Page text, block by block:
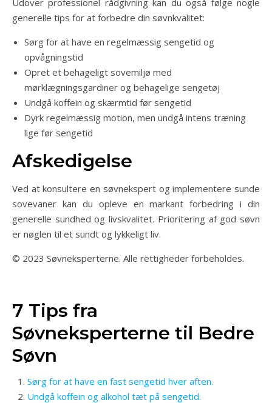
Udover professionel rådgivning kan du også følge nogle
generelle tips for at forbedre din søvnkvalitet:
Sørg for at have en regelmæssig sengetid og
opvågningstid
Opret et behageligt sovemiljø med
mørklægningsgardiner og behagelige sengetøj
Undgå koffein og skærmtid før sengetid
Dyrk regelmæssig motion, men undgå intens træning
lige før sengetid
Afskedigelse
Ved at konsultere en søvnekspert og implementere sunde
sovevaner kan du opleve en markant forbedring i din
generelle sundhed og livskvalitet. Prioritering af god søvn
er nøglen til et sundt og lykkeligt liv.
© 2023 Søvneksperterne. Alle rettigheder forbeholdes.
7 Tips fra
Søvneksperterne til Bedre
Søvn
Sørg for at have en fast sengetid hver aften.
Undgå koffein og alkohol tæt på sengetid.